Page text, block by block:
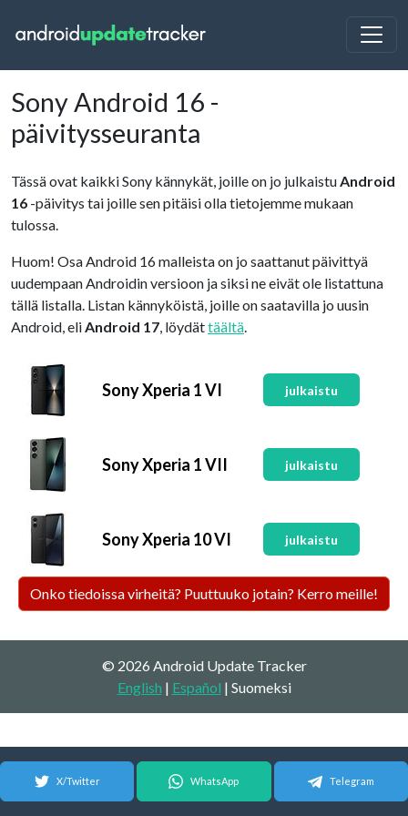
Sony Android 16 -
päivitysseuranta
Tässä ovat kaikki Sony kännykät, joille on jo julkaistuAndroid
16 -päivitys tai joille sen pitäisi olla tietojemme mukaan
tulossa.
Huom! Osa Android 16 malleista on jo saattanut päivittyä
uudempaan Androidin versioon ja siksi ne eivät ole listattuna
tällä listalla. Listan kännyköistä, joille on saatavilla jo uusin
Android, eliAndroid 17, löydättäältä.
Sony Xperia 1 VI julkaistu
Sony Xperia 1 VII julkaistu
Sony Xperia 10 VI julkaistu
Onko tiedoissa virheitä? Puuttuuko jotain? Kerro meille!
© 2026 Android Update Tracker
English | Español | Suomeksi
X/Twitter WhatsApp Telegram